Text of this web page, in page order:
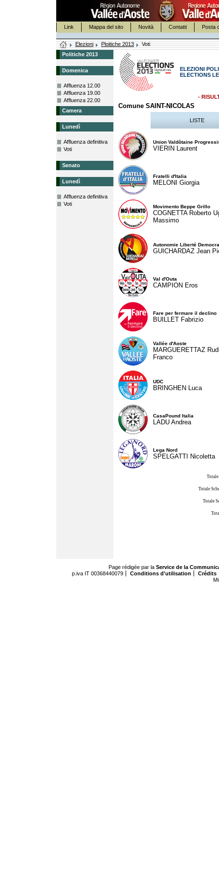
Link Mappa del sito Novità Contatti Posta
Elezioni Ploitiche 2013
Voti
Politiche 2013
Domenica
Affluenza 12.00
Affluenza 19.00
Affluenza 22.00
Camera
Lunedì
Affluenza definitiva
Voti
Senato
Lunedì
Affluenza definitiva
Voti
ELEZIONI
ELECTIONS
-
Comune SAINT-NICOLAS
LISTE
Union Valdôtaine
VIERIN Laurent
Fratelli d'Italia
MELONI Giorgia
Movimento Beppe Grillo
COGNETTA Roberto
Massimo
Autonomie Liberté
GUICHARDAZ Jean
Val d'Outa
CAMPION Eros
Fare per fermare il declino
BUILLET Fabrizio
Vallée d'Aoste
MARGUERETTAZ
Franco
UDC
BRINGHEN Luca
CasaPound Italia
LADU Andrea
Lega Nord
SPELGATTI Nicoletta
Totale
Totale
Page rédigée par la Service de la
p.iva IT 00368440079
Conditions d'utilisation
Crédits